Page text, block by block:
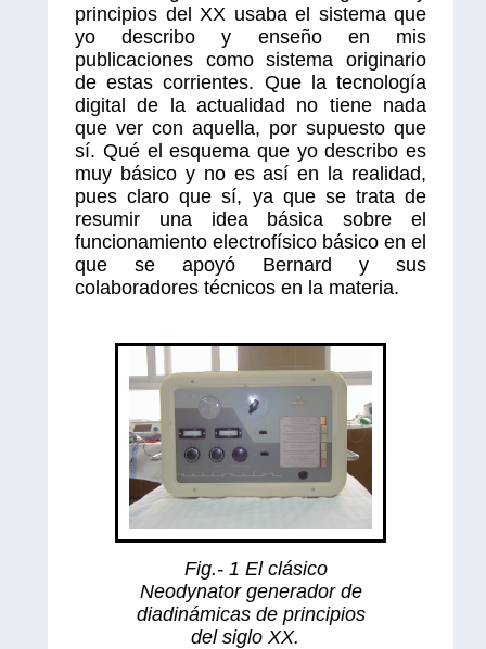
principios del XX usaba el sistema que
yo describo y enseño en mis
publicaciones como sistema originario
de estas corrientes. Que la tecnología
digital de la actualidad no tiene nada
que ver con aquella, por supuesto que
sí. Qué el esquema que yo describo es
muy básico y no es así en la realidad,
pues claro que sí, ya que se trata de
resumir una idea básica sobre el
funcionamiento electrofísico básico en el
que se apoyó Bernard y sus
colaboradores técnicos en la materia.
Fig.- 1 El clásico
Neodynator generador de
diadinámicas de principios
del siglo XX.